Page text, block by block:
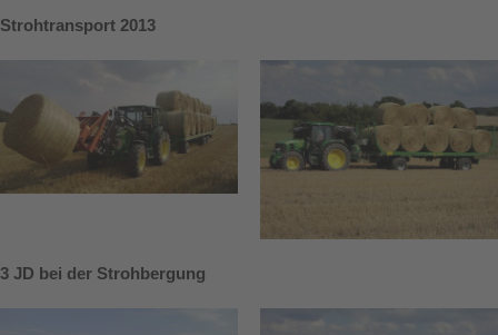
Strohtransport 2013
3 JD bei der Strohbergung